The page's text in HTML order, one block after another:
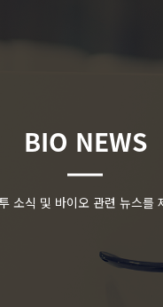
BIO NEWS
소식 및 바이오 관련 뉴스를